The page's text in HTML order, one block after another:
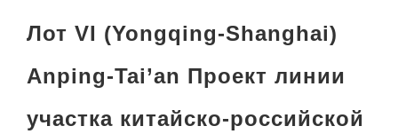
Лот VI (Yongqing-Shanghai)
Anping-Tai’an Проект линии
участка китайско-российской